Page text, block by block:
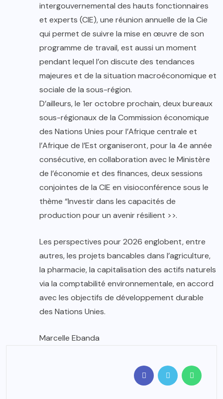
intergouvernemental des hauts fonctionnaires
et experts (CIE), une réunion annuelle de la Cie
qui permet de suivre la mise en œuvre de son
programme de travail, est aussi un moment
pendant lequel l’on discute des tendances
majeures et de la situation macroéconomique et
sociale de la sous-région.
D’ailleurs, le 1er octobre prochain, deux bureaux
sous-régionaux de la Commission économique
des Nations Unies pour l’Afrique centrale et
l’Afrique de l’Est organiseront, pour la 4e année
consécutive, en collaboration avec le Ministère
de l’économie et des finances, deux sessions
conjointes de la CIE en visioconférence sous le
thème “Investir dans les capacités de
production pour un avenir résilient >>.
Les perspectives pour 2026 englobent, entre
autres, les projets bancables dans l’agriculture,
la pharmacie, la capitalisation des actifs naturels
via la comptabilité environnementale, en accord
avec les objectifs de développement durable
des Nations Unies.
Marcelle Ebanda